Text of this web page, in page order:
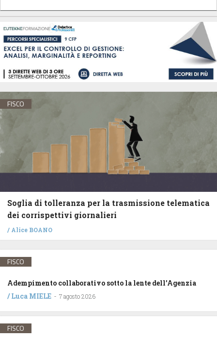
FISCO
Soglia di tolleranza per la trasmissione telematica
dei corrispettivi giornalieri
/ Alice BOANO
FISCO
Adempimento collaborativo sotto la lente dell’Agenzia
/Luca MIELE - 7 agosto 2026
FISCO